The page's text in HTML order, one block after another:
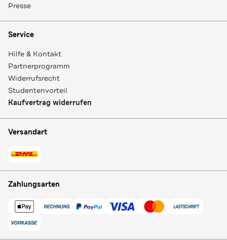
Presse
Service
Hilfe & Kontakt
Partnerprogramm
Widerrufsrecht
Studentenvorteil
Kaufvertrag widerrufen
Versandart
Zahlungsarten